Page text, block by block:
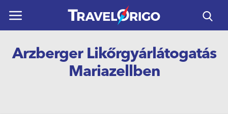
Arzberger Likőrgyárlátogatás
Mariazellben